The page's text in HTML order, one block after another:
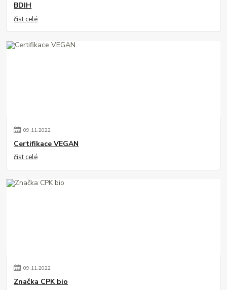
BDIH
číst celé
09.11.2022
Certifikace VEGAN
číst celé
09.11.2022
Značka CPK bio